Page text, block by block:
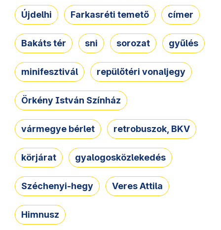
Újdelhi Farkasréti temető címer
Bakáts tér sni sorozat gyűlés
minifesztivál repülőtéri vonaljegy
Örkény István Színház
vármegye bérlet retrobuszok, BKV
körjárat gyalogosközlekedés
Széchenyi-hegy Veres Attila
Himnusz